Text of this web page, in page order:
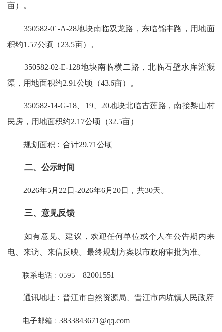
亩）。
350582-01-A-28地块南临双龙路，东临锦丰路，用地面
积约1.57公顷（23.5亩）。
350582-02-E-128地块南临横二路，北临石壁水库灌溉
渠，用地面积约2.91公顷（43.6亩）。
350582-14-G-18、19、20地块北临古莲路，南接黎山村
民房，用地面积约2.17公顷（32.5亩）
规划面积：合计29.71公顷
二、公示时间
2026年5月22日-2026年6月20日，共30天。
三、意见反馈
如有意见、建议，欢迎任何单位或个人在公告期内来
电、来访、来信反映。最终规划方案以市政府审批为准。
联系电话：0595—82001551
通讯地址：晋江市自然资源局、晋江市内坑镇人民政府
电子邮箱：3833843671@qq.com